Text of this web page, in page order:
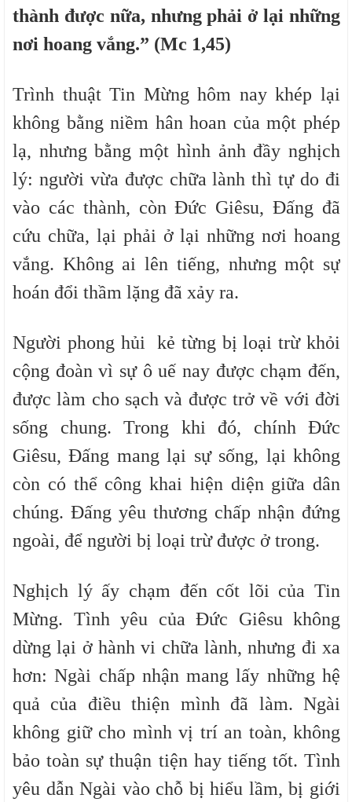
thành được nữa, nhưng phải ở lại những
nơi hoang vắng.” (Mc 1,45)
Trình thuật Tin Mừng hôm nay khép lại
không bằng niềm hân hoan của một phép
lạ, nhưng bằng một hình ảnh đầy nghịch
lý: người vừa được chữa lành thì tự do đi
vào các thành, còn Đức Giêsu, Đấng đã
cứu chữa, lại phải ở lại những nơi hoang
vắng. Không ai lên tiếng, nhưng một sự
hoán đổi thầm lặng đã xảy ra.
Người phong hủi kẻ từng bị loại trừ khỏi
cộng đoàn vì sự ô uế nay được chạm đến,
được làm cho sạch và được trở về với đời
sống chung. Trong khi đó, chính Đức
Giêsu, Đấng mang lại sự sống, lại không
còn có thể công khai hiện diện giữa dân
chúng. Đấng yêu thương chấp nhận đứng
ngoài, để người bị loại trừ được ở trong.
Nghịch lý ấy chạm đến cốt lõi của Tin
Mừng. Tình yêu của Đức Giêsu không
dừng lại ở hành vi chữa lành, nhưng đi xa
hơn: Ngài chấp nhận mang lấy những hệ
quả của điều thiện mình đã làm. Ngài
không giữ cho mình vị trí an toàn, không
bảo toàn sự thuận tiện hay tiếng tốt. Tình
yêu dẫn Ngài vào chỗ bị hiểu lầm, bị giới